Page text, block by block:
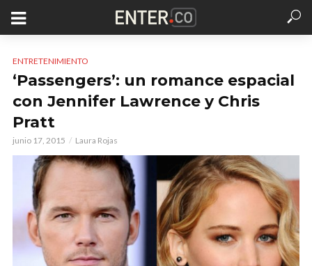
ENTRETENIMIENTO
‘Passengers’: un romance espacial
con Jennifer Lawrence y Chris
Pratt
junio 17, 2015 Laura Rojas